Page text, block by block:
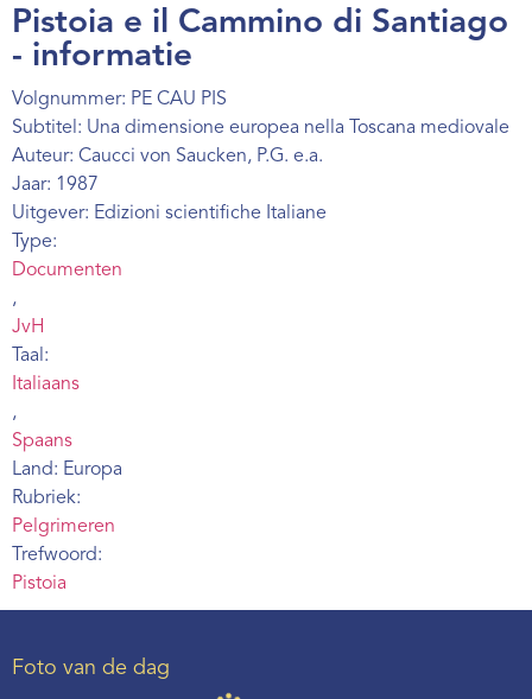
Webshop
Contact
Pistoia e il Cammino di Santiago
- informatie
Volgnummer: PE CAU PIS
Subtitel: Una dimensione europea nella Toscana mediovale
Auteur: Caucci von Saucken, P.G. e.a.
Jaar: 1987
Uitgever: Edizioni scientifiche Italiane
Type:
Documenten
,
JvH
Taal:
Italiaans
,
Spaans
Land: Europa
Rubriek:
Pelgrimeren
Trefwoord:
Pistoia
Foto van de dag